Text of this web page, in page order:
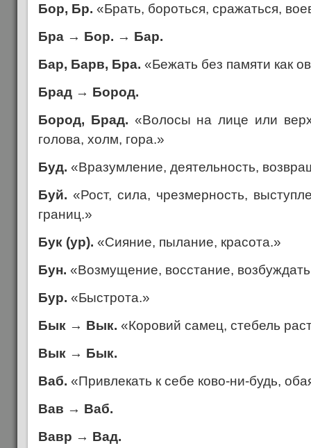
Бор, Бр. «Брать, бороться, сражаться,
Бра → Бор. → Бар.
Бар, Барв, Бра. «Бежать без памяти как
Брад → Бород.
Бород, Брад. «Волосы на лице или
голова, холм, гора.»
Буд. «Вразумление, деятельность,
Буй. «Рост, сила, чрезмерность,
границ.»
Бук (ур). «Сияние, пылание, красота.»
Бун. «Возмущение, восстание,
Бур. «Быстрота.»
Бык → Вык. «Коровий самец, стебель
Вык → Бык.
Ваб. «Привлекать к себе ково-ни-будь,
Вав → Ваб.
Вавр → Вад.